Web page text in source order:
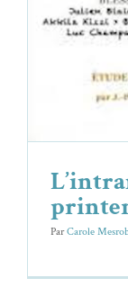
ParCarole